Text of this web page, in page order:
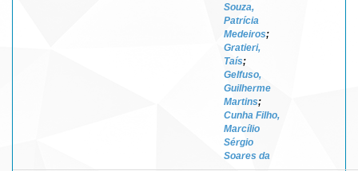
Souza,
Patrícia
Medeiros;
Gratieri,
Taís;
Gelfuso,
Guilherme
Martins;
Cunha Filho,
Marcílio
Sérgio
Soares da